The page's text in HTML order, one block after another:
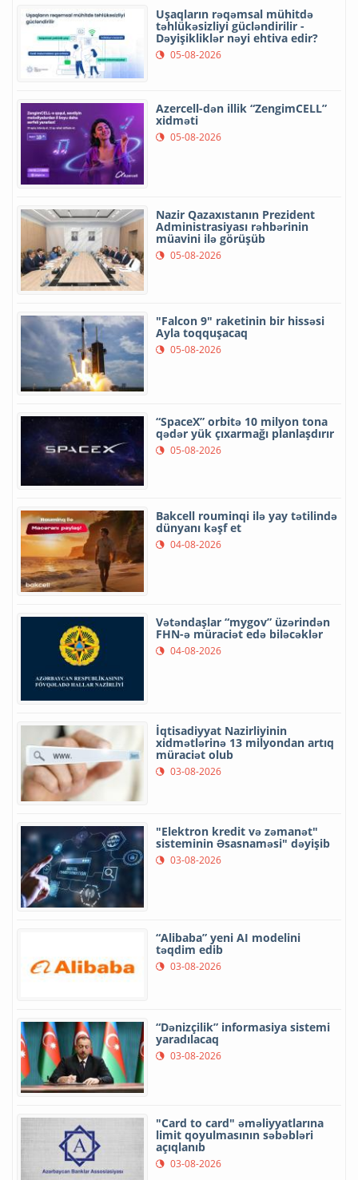
Uşaqların rəqəmsal mühitdə
təhlükəsizliyi gücləndirilir -
Dəyişikliklər nəyi ehtiva edir?
05-08-2026
Azercell-dən illik “ZengimCELL”
xidməti
05-08-2026
Nazir Qazaxıstanın Prezident
Administrasiyası rəhbərinin
müavini ilə görüşüb
05-08-2026
"Falcon 9" raketinin bir hissəsi
Ayla toqquşacaq
05-08-2026
“SpaceX” orbitə 10 milyon tona
qədər yük çıxarmağı planlaşdırır
05-08-2026
Bakcell rouminqi ilə yay tətilində
dünyanı kəşf et
04-08-2026
Vətəndaşlar “mygov” üzərindən
FHN-ə müraciət edə biləcəklər
04-08-2026
İqtisadiyyat Nazirliyinin
xidmətlərinə 13 milyondan artıq
müraciət olub
03-08-2026
"Elektron kredit və zəmanət"
sisteminin Əsasnaməsi" dəyişib
03-08-2026
“Alibaba” yeni AI modelini
təqdim edib
03-08-2026
“Dənizçilik” informasiya sistemi
yaradılacaq
03-08-2026
"Card to card" əməliyyatlarına
limit qoyulmasının səbəbləri
açıqlanıb
03-08-2026